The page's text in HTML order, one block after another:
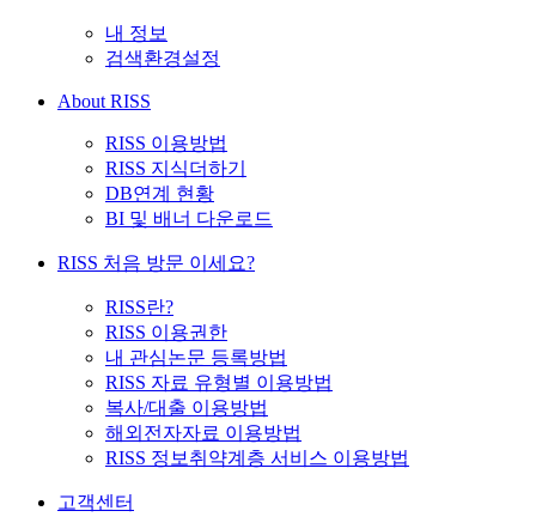
내 정보
검색환경설정
About RISS
RISS 이용방법
RISS 지식더하기
DB연계 현황
BI 및 배너 다운로드
RISS 처음 방문 이세요?
RISS란?
RISS 이용권한
내 관심논문 등록방법
RISS 자료 유형별 이용방법
복사/대출 이용방법
해외전자자료 이용방법
RISS 정보취약계층 서비스 이용방법
고객센터